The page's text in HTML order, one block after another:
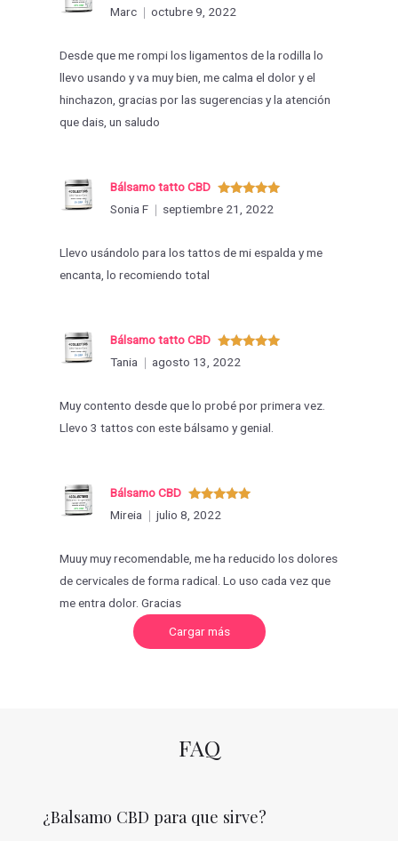
Valorado
con5de 5
Marc
octubre 9, 2022
Desde que me rompi los ligamentos de la rodilla lo
llevo usando y va muy bien, me calma el dolor y el
hinchazon, gracias por las sugerencias y la atención
que dais, un saludo
Valorado
con 5de 5
Bálsamo tatto CBD
Sonia F
septiembre 21, 2022
Llevo usándolo para los tattos de mi espalda y me
encanta, lo recomiendo total
Valorado
con
Bálsamo tatto CBD
Tania
agosto 13, 2022
Muy contento desde que lo probé por primera vez.
Llevo 3 tattos con este bálsamo y genial.
Valorado
con5de 5
Bálsamo CBD
Mireia
julio 8, 2022
Muuy muy recomendable, me ha reducido los dolores
de cervicales de forma radical. Lo uso cada vez que
me entra dolor. Gracias
Cargar másC
r
i
o
FAQ
¿Balsamo CBD para que sirve?